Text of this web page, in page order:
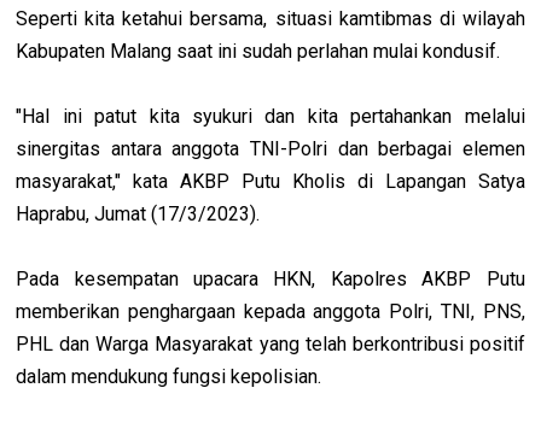
Seperti kita ketahui bersama, situasi kamtibmas di wilayah
Kabupaten Malang saat ini sudah perlahan mulai kondusif.
"Hal ini patut kita syukuri dan kita pertahankan melalui
sinergitas antara anggota TNI-Polri dan berbagai elemen
masyarakat," kata AKBP Putu Kholis di Lapangan Satya
Haprabu, Jumat (17/3/2023).
Pada kesempatan upacara HKN, Kapolres AKBP Putu
memberikan penghargaan kepada anggota Polri, TNI, PNS,
PHL dan Warga Masyarakat yang telah berkontribusi positif
dalam mendukung fungsi kepolisian.